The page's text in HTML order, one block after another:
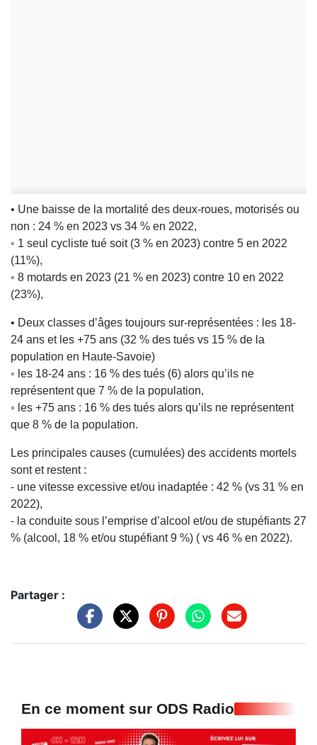
• Une baisse de la mortalité des deux-roues, motorisés ou
non : 24 % en 2023 vs 34 % en 2022,
◦ 1 seul cycliste tué soit (3 % en 2023) contre 5 en 2022
(11%),
◦ 8 motards en 2023 (21 % en 2023) contre 10 en 2022
(23%),
• Deux classes d’âges toujours sur-représentées : les 18-
24 ans et les +75 ans (32 % des tués vs 15 % de la
population en Haute-Savoie)
◦ les 18-24 ans : 16 % des tués (6) alors qu’ils ne
représentent que 7 % de la population,
◦ les +75 ans : 16 % des tués alors qu’ils ne représentent
que 8 % de la population.
Les principales causes (cumulées) des accidents mortels
sont et restent :
- une vitesse excessive et/ou inadaptée : 42 % (vs 31 % en
2022),
- la conduite sous l’emprise d’alcool et/ou de stupéfiants 27
% (alcool, 18 % et/ou stupéfiant 9 %) ( vs 46 % en 2022).
Partager :
En ce moment sur ODS Radio